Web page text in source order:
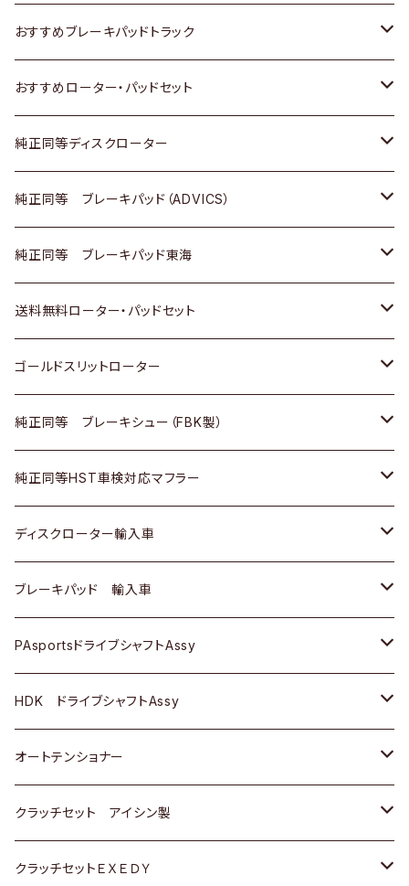
いすゞ
ダイハツ
マツダ
三菱
スバル
日野
三菱ふそう
ＢＭＷ
日産
いすゞ
ダイハツ
マツダ
三菱
日野
三菱ふそう
日産
いすゞ
ダイハツ
三菱
日野
三菱ふそう
その他
ホンダ
スズキ
日産
ダイハツ
マツダ
三菱
スバル
トヨタ
ホンダ
スズキ
日産
いすゞ
ダイハツ
マツダ
三菱
スバル
おすすめブレーキパッドトラック
トヨタ
日産
いすゞ
ダイハツ
マツダ
三菱
おすすめローター・パッドセット
トヨタ
ホンダ
スズキ
日産
ダイハツ
マツダ
三菱
スバル
純正同等ディスクローター
トヨタ
ホンダ
スズキ
日産
いすゞ
ダイハツ
マツダ
三菱
スバル
ＢＥＮＺ
純正同等 ブレーキパッド（ADVICS）
トヨタ
ホンダ
スズキ
日産
ダイハツ
マツダ
三菱
スバル
純正同等 ブレーキパッド東海
トヨタ
ホンダ
日産
いすゞ
ダイハツ
マツダ
三菱
スバル
送料無料ローター・パッドセット
トヨタ
ホンダ
スズキ
日産
ダイハツ
マツダ
三菱
スバル
ゴールドスリットローター
トヨタ
ホンダ
スズキ
日産
ダイハツ
マツダ
三菱
スバル
純正同等 ブレーキシュー（FBK製）
ホンダ
スズキ
日産
ダイハツ
マツダ
三菱
スバル
純正同等HST車検対応マフラー
トヨタ
ホンダ
スズキ
日産
いすゞ
ダイハツ
マツダ
ディスクローター輸入車
ＡＵＤＩ
ＢＥＮＺ
ＢＭＷ
GOLF
ＷＡＧＥＮ
アストロ（シボレー）
ブレーキパッド 輸入車
ＢＥＮＺ
ＢＭＷ
ＷＡＧＥＮ
ＶＯＬＶＯ
PAsportsドライブシャフトAssy
トヨタ
ホンダ
スズキ
日産
HDK ドライブシャフトAssy
スズキ
ダイハツ
日産
オートテンショナー
トヨタ
クラッチセット アイシン製
ホンダ
クラッチセットＥＸＥＤＹ